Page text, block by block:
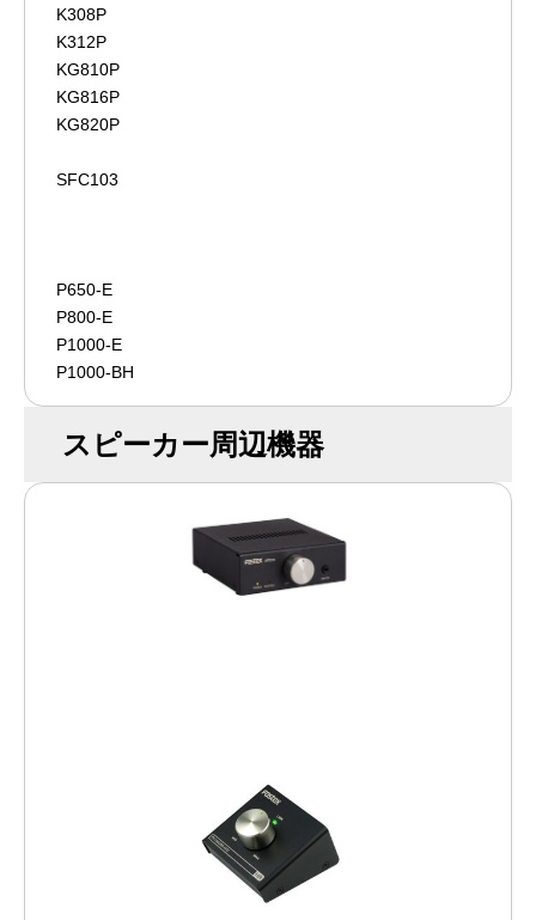
K308P
K312P
KG810P
KG816P
KG820P
SFC103
P650-E
P800-E
P1000-E
P1000-BH
スピーカー周辺機器